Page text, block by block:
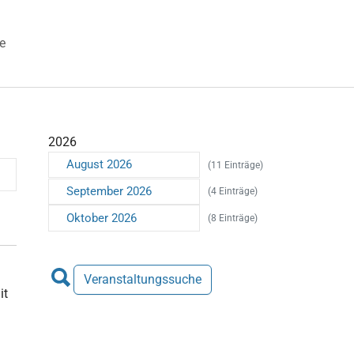
2026
August 2026 (11 Einträge)
September 2026 (4 Einträge)
Oktober 2026 (8 Einträge)
Veranstaltungssuche